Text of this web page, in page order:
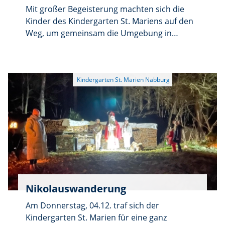
Nach dem die Tafel Nabburg mehrere
Familien mit einer großen Zahl an Kindern
wöchentlich mit Lebensmittel versorgt, sind
Spielsachen eine willkommene Abwechslung
Begegnung” am 25. Juli einfließen. An diesem
Tag feiert die Tafel Nabburg ab 14.00 Uhr ihr
fünfjähriges Bestehen auf dem Gelände der
Tafel und lädt die Bevölkerung herzlich dazu
ein. Nach der Spendenübergabe gesellten
sich die Kinder zu einem Erinnerungsfoto vor
dem Auto der Tafel Nabburg.
Mit großer Begeisterung machten sich die
Kinder des Kindergarten St. Mariens auf den
Weg, um gemeinsam die Umgebung in
ein und leisteten damit einen wertvollen
Beitrag zum Umweltschutz.
Nikolauswanderung
Am Donnerstag, 04.12. traf sich der
Kindergarten St. Marien für eine ganz